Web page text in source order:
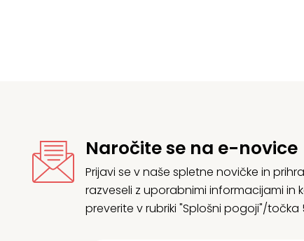
Naročite se na e-novice
Prijavi se v naše spletne novičke in
razveseli z uporabnimi informacijami
preverite v rubriki "Splošni pogoji"/točka